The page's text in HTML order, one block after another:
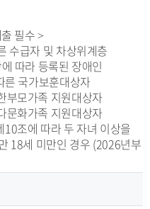
필수 >
수급자 및 차상위계층
따라 등록된 장애인
른 국가보훈대상자
부모가족 지원대상자
문화가족 지원대상자
조에 따라 두 자녀 이상을
18세 미만인 경우 (2026년부